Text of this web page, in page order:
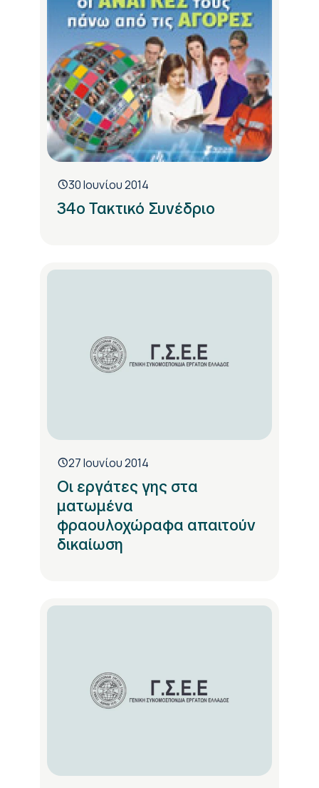
30 Ιουνίου 2014
34ο Τακτικό Συνέδριο
27 Ιουνίου 2014
Οι εργάτες γης στα
ματωμένα
φραουλοχώραφα απαιτούν
δικαίωση